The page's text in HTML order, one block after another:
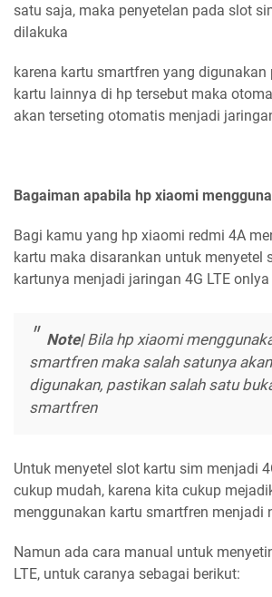
satu saja, maka penyetelan pada slot
dilakuka
karena kartu smartfren yang digunakan
kartu lainnya di hp tersebut maka
akan terseting otomatis menjadi
Bagaiman apabila hp xiaomi
Bagi kamu yang hp xiaomi redmi 4A
kartu maka disarankan untuk menyetel
kartunya menjadi jaringan 4G LTE
Note|Bila hp xiaomi
smartfren maka salah satunya
digunakan, pastikan salah satu
smartfren
Untuk menyetel slot kartu sim menjadi
cukup mudah, karena kita cukup
menggunakan kartu smartfren menjadi
Namun ada cara manual untuk
LTE, untuk caranya sebagai berikut: